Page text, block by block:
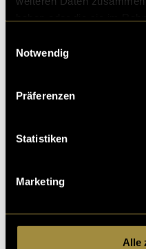
Notwendig
Präferenzen
Statistiken
Marketing
Alle